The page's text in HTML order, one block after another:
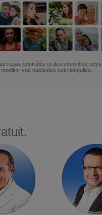
repas contrôlés et des exercices
vos habitudes nutritionnelles.